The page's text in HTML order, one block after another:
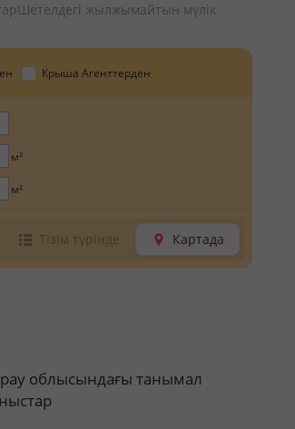
Шетелдегі жылжымайтын мүлік
Крыша Агенттерден
м²
м²
Тізім түрінде Картада
облысындағы танымал